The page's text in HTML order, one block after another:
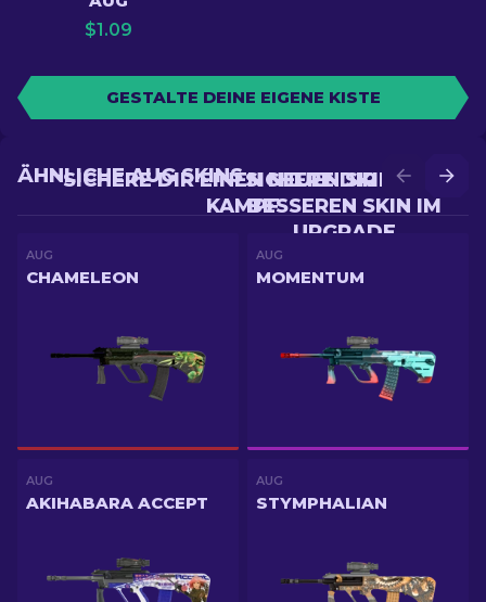
$1.09
GESTALTE DEINE EIGENE KISTE
SICHERE DIR EINEN
BESSEREN SKIN IM
UPGRADE
SICHERE DIR EINEN NEUEN SKIN IM
KAMPF
ÄHNLICHE AUG SKINS
AUG
CHAMELEON
AUG
MOMENTUM
AUG
AKIHABARA ACCEPT
AUG
STYMPHALIAN